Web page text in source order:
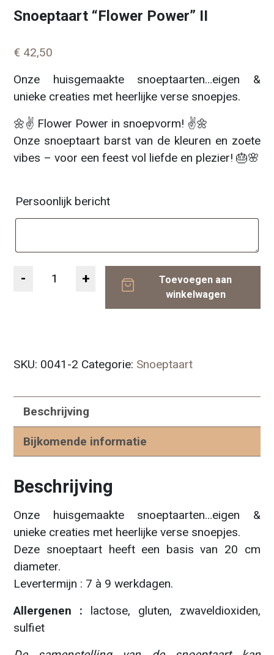
Snoeptaart “Flower Power” II
€ 42,50
Onze huisgemaakte snoeptaarten…eigen &
unieke creaties met heerlijke verse snoepjes.
🌼✌️ Flower Power in snoepvorm! ✌️🌼
Onze snoeptaart barst van de kleuren en zoete
vibes – voor een feest vol liefde en plezier! 🎂🌸
Persoonlijk bericht
Toevoegen aan
winkelwagen
SKU: 0041-2 Categorie: Snoeptaart
Beschrijving
Bijkomende informatie
Beschrijving
Onze huisgemaakte snoeptaarten…eigen &
unieke creaties met heerlijke verse snoepjes.
Deze snoeptaart heeft een basis van 20 cm
diameter.
Levertermijn : 7 à 9 werkdagen.
Allergenen : lactose, gluten, zwaveldioxiden,
sulfiet